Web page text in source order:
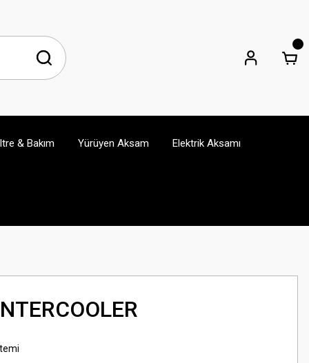
& Bakım Yürüyen Aksam Elektrik Aksamı